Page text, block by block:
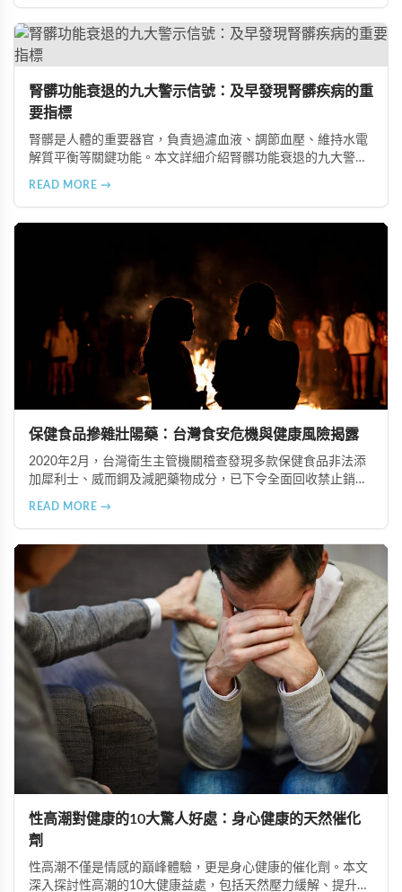
腎髒功能衰退的九大警示信號：及早發現腎髒疾病的重
要指標
腎髒是人體的重要器官，負責過濾血液、調節血壓、維持水電
解質平衡等關鍵功能。本文詳細介紹腎髒功能衰退的九大警示
READ MORE →
保健食品摻雜壯陽藥：台灣食安危機與健康風險揭露
2020年2月，台灣衛生主管機關稽查發現多款保健食品非法添
加犀利士、威而鋼及減肥藥物成分，已下令全面回收禁止銷
READ MORE →
性高潮對健康的10大驚人好處：身心健康的天然催化
劑
性高潮不僅是情感的巔峰體驗，更是身心健康的催化劑。本文
深入探討性高潮的10大健康益處，包括天然壓力緩解、提升睡